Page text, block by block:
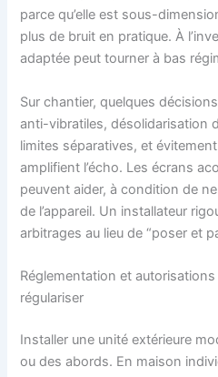
parce qu’elle est sous-
plus de bruit en pratique. À
adaptée peut tourner à bas
Sur chantier, quelques
anti-vibratiles, désolidarisation
limites séparatives, et
amplifient l’écho. Les écrans
peuvent aider, à condition de
de l’appareil. Un installateur
arbitrages au lieu de “poser et
Réglementation et
régulariser
Installer une unité extérieure
ou des abords. En maison